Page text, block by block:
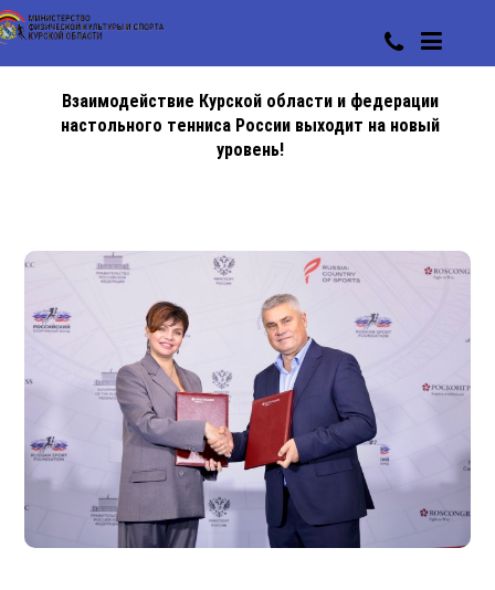
Взаимодействие Курской области и федерации
настольного тенниса России выходит на новый
уровень!